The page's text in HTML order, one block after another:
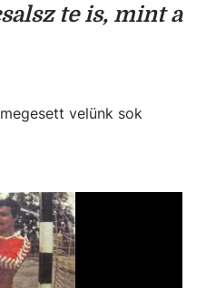
te is, mint a
velünk sok